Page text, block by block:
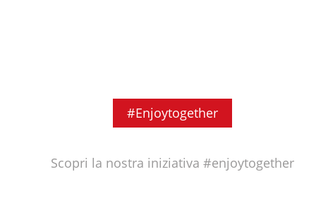
#Enjoytogether
Scopri la nostra iniziativa #enjoytogether